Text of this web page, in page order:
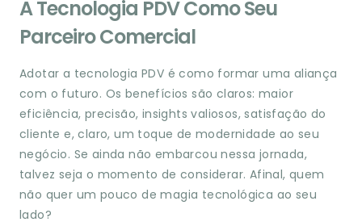
A Tecnologia PDV Como Seu
Parceiro Comercial
Adotar a tecnologia PDV é como formar uma aliança
com o futuro. Os benefícios são claros: maior
eficiência, precisão, insights valiosos, satisfação do
cliente e, claro, um toque de modernidade ao seu
negócio. Se ainda não embarcou nessa jornada,
talvez seja o momento de considerar. Afinal, quem
não quer um pouco de magia tecnológica ao seu
lado?